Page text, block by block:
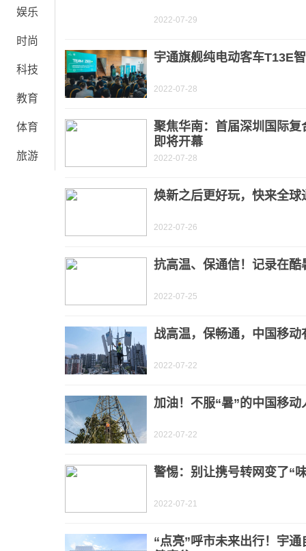
娱乐
时尚
科技
教育
体育
旅游
2022-07-29
宇通旗舰纯电动客车T13E
2022-07-28
聚焦华南：首届深圳国际
即将开幕
2022-07-28
焕新之后更好玩，快来全球
2022-07-26
抗高温、保通信！记录在酷
2022-07-25
战高温，保畅通，中国移动
2022-07-22
加油！不服“暑”的中国移动
2022-07-22
警惕：别让携号转网变了“
2022-07-21
“点亮”呼市未来出行！宇